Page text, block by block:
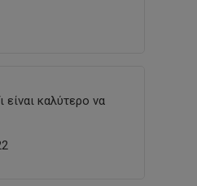
είναι καλύτερο να